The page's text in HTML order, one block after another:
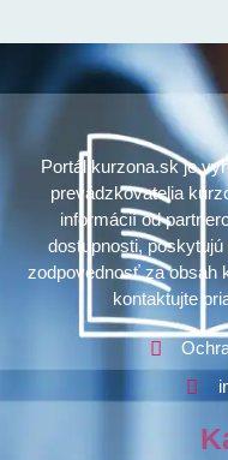
Portál kurzona.sk je
prevádzkovatelia
informácií od
dostupnosti,
zodpovednosť za obsah
kontaktujte